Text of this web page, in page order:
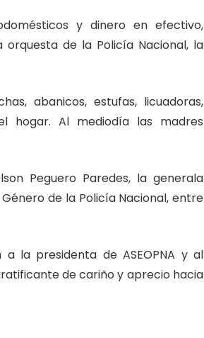
y dinero en efectivo,
de la Policía Nacional, la
abanicos, estufas, licuadoras,
hogar. Al mediodía las madres
Peguero Paredes, la generala
de la Policía Nacional, entre
la presidenta de ASEOPNA y al
de cariño y aprecio hacia